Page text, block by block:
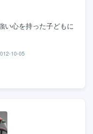
い心を持った子どもに
10-05